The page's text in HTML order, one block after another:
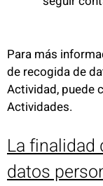
Para más
de recogida de
Actividad, puede
Actividades.
La finalidad
datos